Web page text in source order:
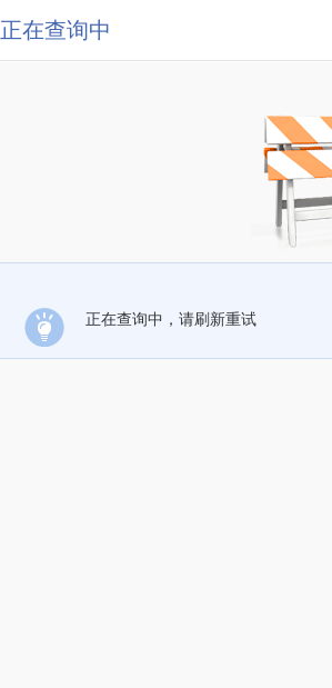
正在查询中
正在查询中，请刷新重试